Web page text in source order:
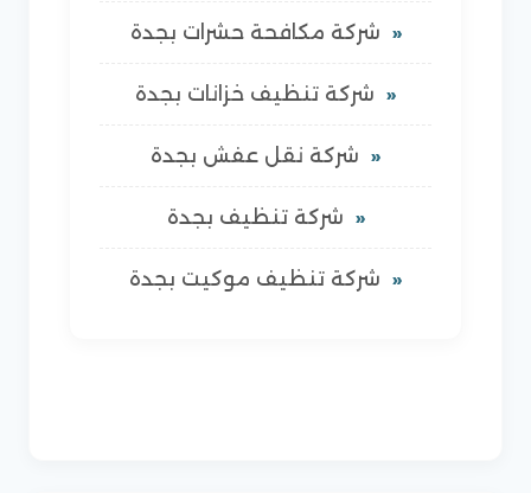
شركة مكافحة حشرات بجدة
شركة تنظيف خزانات بجدة
شركة نقل عفش بجدة
شركة تنظيف بجدة
شركة تنظيف موكيت بجدة